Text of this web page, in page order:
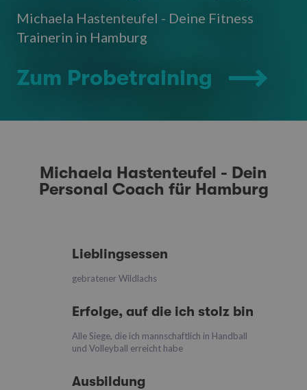
Michaela Hastenteufel - Deine Fitness
Trainerin in Hamburg
Zum Probetraining
Michaela Hastenteufel - Dein
Personal Coach für Hamburg
Lieblingsessen
gebratener Wildlachs
Erfolge, auf die ich stolz bin
Alle Siege, die ich mannschaftlich in Handball
und Volleyball erreicht habe
Ausbildung